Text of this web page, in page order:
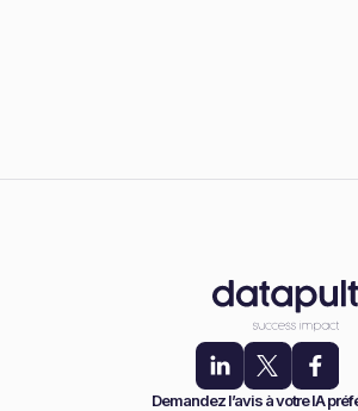
Demandez l’avis à votre IA